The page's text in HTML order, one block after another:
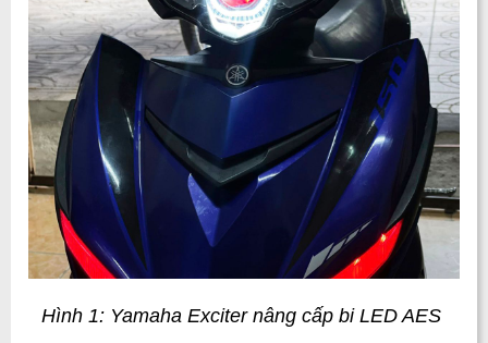
Hình 1: Yamaha Exciter nâng cấp bi LED AES